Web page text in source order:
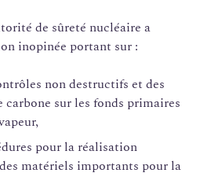
de sûreté nucléaire a
inopinée portant sur :
non destructifs et des
carbone sur les fonds primaires
pour la réalisation
matériels importants pour la